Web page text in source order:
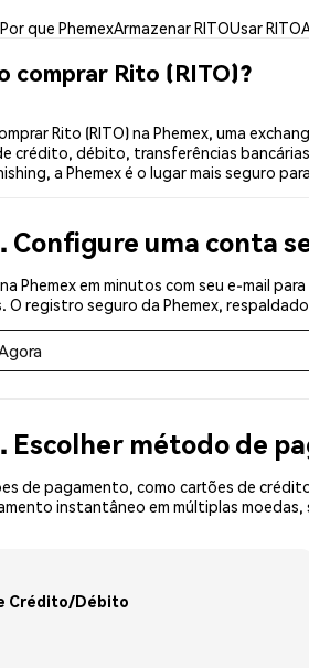
Por que PhemexArmazenar RITOUsar RITO
comprar Rito (RITO)?
Rito (RITO) na Phemex, uma
crédito, débito, transferências
a Phemex é o lugar mais seguro
Configure uma conta
Phemex em minutos com seu e-mail
O registro seguro da Phemex,
Escolher método de
de pagamento, como cartões de
instantâneo em múltiplas moedas,
Crédito/Débito